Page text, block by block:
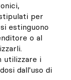
per
estinguono
o al
utilizzare i
dall'uso di